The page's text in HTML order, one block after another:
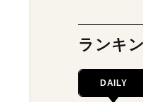
ランキ
DAILY